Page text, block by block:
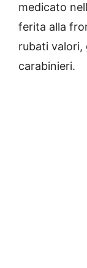
medicato
ferita alla
rubati valori,
carabinieri.